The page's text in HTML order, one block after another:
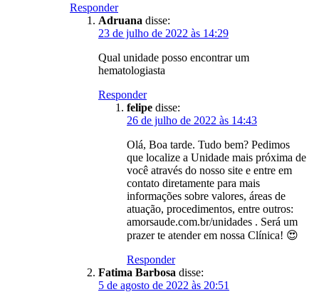
Responder
Adruana disse:
23 de julho de 2022 às 14:29
Qual unidade posso encontrar um
hematologiasta
Responder
felipe disse:
26 de julho de 2022 às 14:43
Olá, Boa tarde. Tudo bem? Pedimos
que localize a Unidade mais próxima de
você através do nosso site e entre em
contato diretamente para mais
informações sobre valores, áreas de
atuação, procedimentos, entre outros:
amorsaude.com.br/unidades . Será um
prazer te atender em nossa Clínica! 😍
Responder
Fatima Barbosa disse:
5 de agosto de 2022 às 20:51